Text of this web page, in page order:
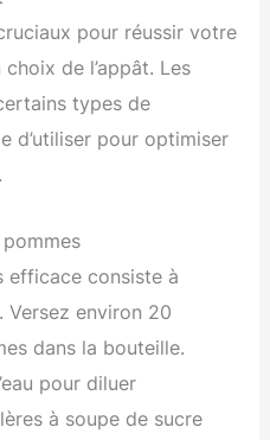
pour réussir votre
de l’appât. Les
types de
d’utiliser pour optimiser
efficace consiste à
Versez environ 20
dans la bouteille.
pour diluer
à soupe de sucre